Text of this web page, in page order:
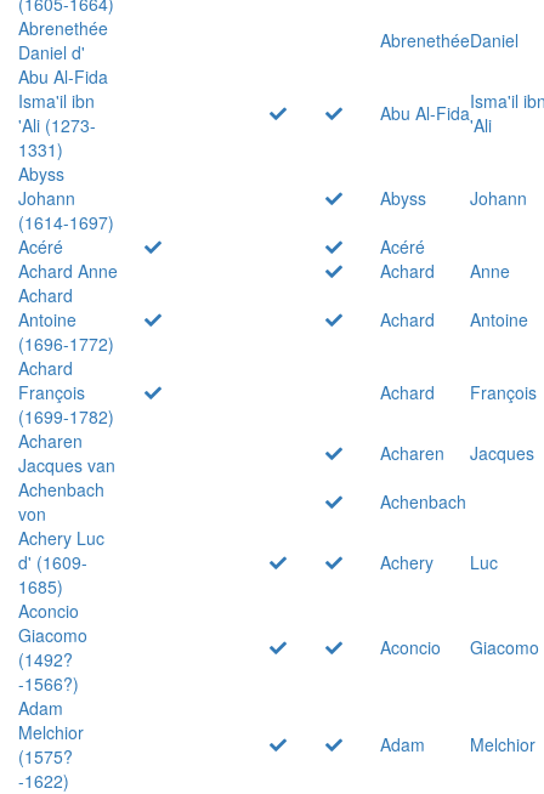
Abrenethée
Daniel d'
AbrenethéeDaniel
Abu Al-Fida
Isma'il ibn
'Ali (1273-
1331)
Abu Al-FidaIsma'il
'Ali
Abyss
Johann
(1614-1697)
Abyss
Johann
Acéré
Acéré
Achard Anne
Achard
Anne
Achard
Antoine
(1696-1772)
Achard
Antoine
Achard
François
(1699-1782)
Achard
François
Acharen
Jacques van
Acharen
Jacques
Achenbach
von
Achenbach
Achery Luc
d' (1609-
1685)
Achery
Luc
Aconcio
Giacomo
(1492?
-1566?)
Aconcio Giacomo
Adam
Melchior
(1575?
-1622)
Adam Melchior